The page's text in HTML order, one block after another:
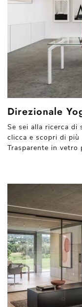
Direzionale
Se sei alla ricerca
clicca e scopri di più
Trasparente in vetro